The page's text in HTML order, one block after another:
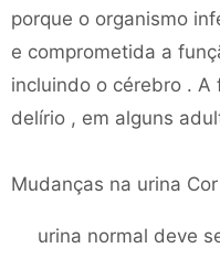
porque o organismo
e comprometida a
incluindo o cérebro .
delírio , em alguns
Mudanças na urina
urina normal deve